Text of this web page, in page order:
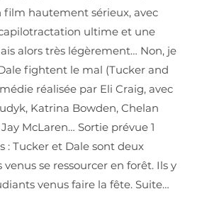
film hautement sérieux, avec
ultime et une
alors très légèrement… Non, je
fightent le mal (Tucker and
réalisée par Eli Craig, avec
Katrina Bowden, Chelan
McLaren… Sortie prévue 1
: Tucker et Dale sont deux
se ressourcer en forêt. Ils y
venus faire la fête. Suite…